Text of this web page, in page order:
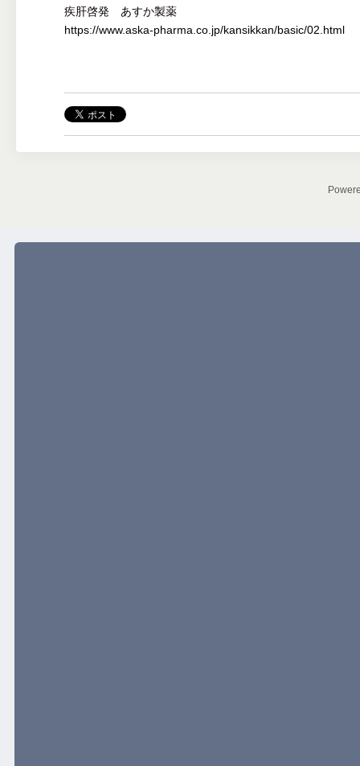
疾肝啓発 あすか製薬
https://www.aska-pharma.co.jp/kansikkan/basic/02.html